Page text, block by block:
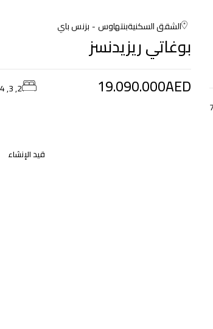
الشقق السكنيةبنتهاوس بزنس باي
بوغاتي ريزيدنسز
19.090.000AED
2, 3, 4
قيد الإنشاء